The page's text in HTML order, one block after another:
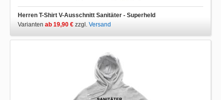
Herren T-Shirt V-Ausschnitt Sanitäter - Superheld
Varianten ab 19,90 € zzgl. Versand